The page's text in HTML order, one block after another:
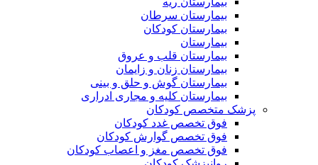
بیمارستان سرطان
بیمارستان کودکان
بیمارستان
بیمارستان قلب و عروق
بیمارستان زنان و زایمان
بیمارستان گوش و حلق و بینی
بیمارستان کلیه و مجاری ادراری
پزشک متخصص کودکان
فوق تخصص غدد کودکان
فوق تخصص گوارش کودکان
فوق تخصص مغز و اعصاب کودکان